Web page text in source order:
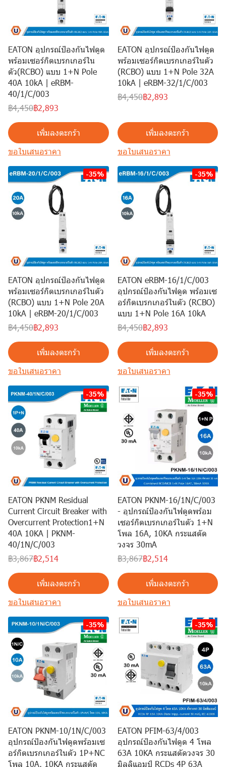
EATON อุปกรณ์ป้องกันไฟดูด
พร้อมเซอร์กิตเบรกเกอร์ใน
ตัว(RCBO) แบบ 1+N Pole
40A 10kA | eRBM-
40/1/C/003
฿4,450฿2,893
เพิ่มลงตะกร้า
ขอใบเสนอราคา
EATON อุปกรณ์ป้องกันไฟดูด
พร้อมเซอร์กิตเบรกเกอร์ในตัว
(RCBO) แบบ 1+N Pole 32A
10kA | eRBM-32/1/C/003
฿4,450฿2,893
เพิ่มลงตะกร้า
ขอใบเสนอราคา
-35%
EATON อุปกรณ์ป้องกันไฟดูด
พร้อมเซอร์กิตเบรกเกอร์ในตัว
(RCBO) แบบ 1+N Pole 20A
10kA | eRBM-20/1/C/003
฿4,450฿2,893
เพิ่มลงตะกร้า
ขอใบเสนอราคา
-35%
EATON eRBM-16/1/C/003
อุปกรณ์ป้องกันไฟดูด พร้อมเซ
อร์กิตเบรกเกอร์ในตัว (RCBO)
แบบ 1+N Pole 16A 10kA
฿4,450฿2,893
เพิ่มลงตะกร้า
ขอใบเสนอราคา
-35%
EATON PKNM Residual
Current Circuit Breaker with
Overcurrent Protection1+N
40A 10KA | PKNM-
40/1N/C/003
฿3,867฿2,514
เพิ่มลงตะกร้า
ขอใบเสนอราคา
-35%
EATON PKNM-16/1N/C/003
- อุปกรณ์ป้องกันไฟดูดพร้อม
เซอร์กิตเบรกเกอร์ในตัว 1+N
โพล 16A, 10KA กระแสตัด
วงจร 30mA
฿3,867฿2,514
เพิ่มลงตะกร้า
ขอใบเสนอราคา
-35%
EATON PKNM-10/1N/C/003
อุปกรณ์ป้องกันไฟดูดพร้อมเซ
อร์กิตเบรกเกอร์ในตัว 1P+NC
โพล 10A, 10KA กระแสตัด
-35%
EATON PFIM-63/4/003
อุปกรณ์ป้องกันไฟดูด 4 โพล
63A 10KA กระแสตัดวงจร 30
มิลลิแอมป์ RCDs 4P 63A